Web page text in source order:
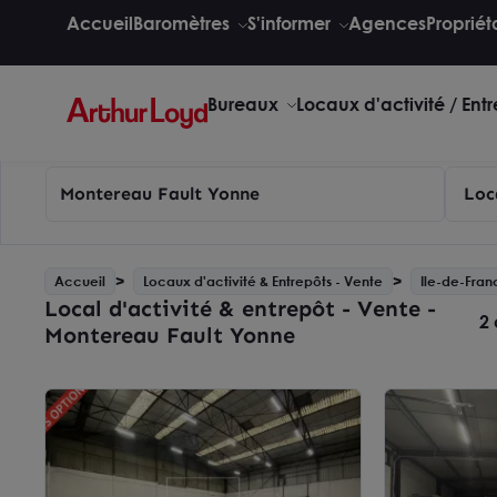
AccueilBaromètres S'informer Agences
Bureaux Locaux d'activité /
Montereau Fault Yonne
Accueil Locaux d'activité & Entrepôts - Vente Ile-de-
Local d'activité & entrepôt - Vente -
Montereau Fault Yonne
2